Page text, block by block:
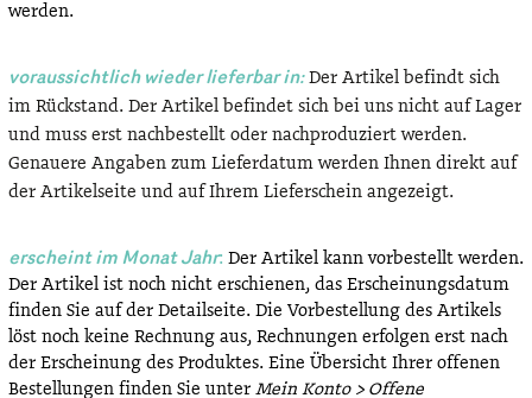
werden.
voraussichtlich wieder lieferbar in:Der Artikel befindt sich
im Rückstand. Der Artikel befindet sich bei uns nicht auf Lager
und muss erst nachbestellt oder nachproduziert werden.
Genauere Angaben zum Lieferdatum werden Ihnen direkt auf
der Artikelseite und auf Ihrem Lieferschein angezeigt.
erscheint im Monat Jahr: Der Artikel kann vorbestellt werden.
Der Artikel ist noch nicht erschienen, das Erscheinungsdatum
finden Sie auf der Detailseite. Die Vorbestellung des Artikels
löst noch keine Rechnung aus, Rechnungen erfolgen erst nach
der Erscheinung des Produktes. Eine Übersicht Ihrer offenen
Bestellungen finden Sie unter Mein Konto > Offene